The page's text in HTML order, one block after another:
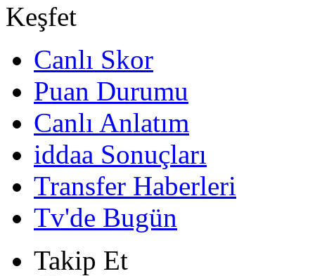
Keşfet
Canlı Skor
Puan Durumu
Canlı Anlatım
iddaa Sonuçları
Transfer Haberleri
Tv'de Bugün
Takip Et